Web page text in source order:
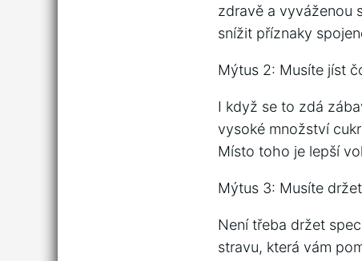
zdravě a vyváženou
snížit příznaky
Mýtus 2: Musíte jíst
I když se to zdá
vysoké množství
Místo toho je lepší
Mýtus 3: Musíte
Není třeba držet
stravu, která vám